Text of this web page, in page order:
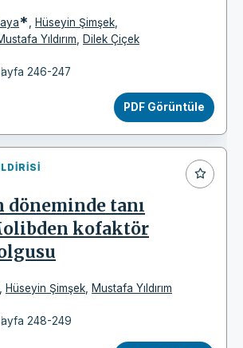
* Hüseyin Şimşek
Yıldırım Dilek Çiçek
246-247
PDF Görüntüle
döneminde tanı
kofaktör
Hüseyin Şimşek Mustafa Yıldırım
248-249